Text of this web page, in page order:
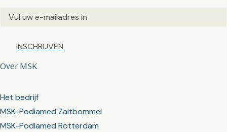
Over MSK
Het bedrijf
MSK-Podiamed Zaltbommel
MSK-Podiamed Rotterdam
Email(Vereist)
Captcha